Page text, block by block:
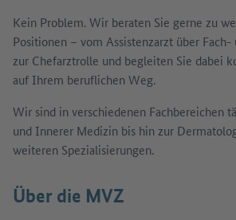
Kein Problem. Wir beraten Sie gerne zu
Positionen – vom Assistenzarzt über
zur Chefarztrolle und begleiten Sie dabei
auf Ihrem beruflichen Weg.
Wir sind in verschiedenen Fachbereichen
und Innerer Medizin bis hin zur
weiteren Spezialisierungen.
Über die MVZ